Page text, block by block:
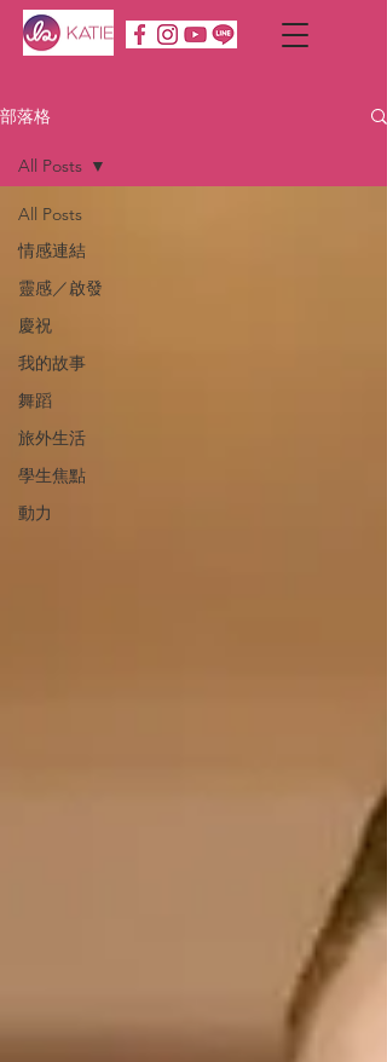
部落格
All Posts
情感連結
靈感／啟發
慶祝
我的故事
舞蹈
旅外生活
學生焦點
動力
All Posts